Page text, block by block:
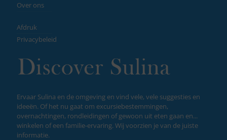
Over ons
Afdruk
Privacybeleid
Ervaar Sulina en de omgeving en vind vele, vele suggesties en
ideeën. Of het nu gaat om excursiebestemmingen,
overnachtingen, rondleidingen of gewoon uit eten gaan en...
winkelen of een familie-ervaring. Wij voorzien je van de juiste
informatie.